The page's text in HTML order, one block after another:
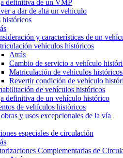
definitiva de un VMP
a dar de alta un vehículo
históricos
y características de un
vehículos históricos
Atrás
Cambio de servicio a vehículo
Matriculación de vehículos
Revertir condición de vehículo
de vehículos históricos
definitiva de un vehículo histórico
de vehículos históricos
y usos excepcionales de la vía
especiales de circulación
Complementarias de